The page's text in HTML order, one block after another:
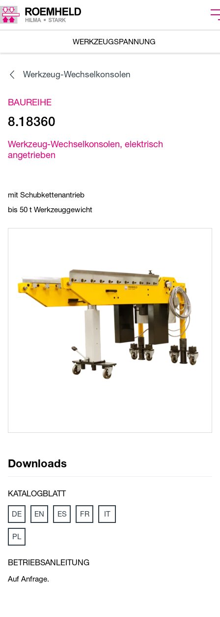
WERKZEUGSPANNUNG
Werkzeug-Wechselkonsolen
BAUREIHE
8.18360
Werkzeug-Wechselkonsolen, elektrisch
angetrieben
mit Schubkettenantrieb
bis 50 t Werkzeuggewicht
Downloads
KATALOGBLATT
DE EN ES FR IT
PL
BETRIEBSANLEITUNG
Auf Anfrage.